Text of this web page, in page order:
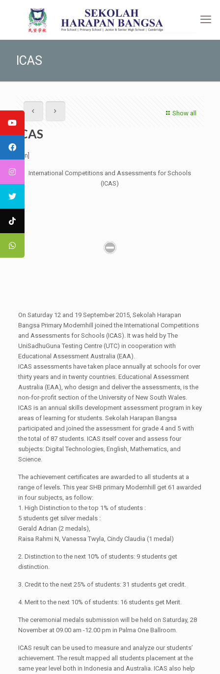
ICAS
Show all
ICAS
[:en]
International Competitions and Assessments for Schools
(ICAS)
On Saturday 12 and 19 September 2015, Sekolah Harapan
Bangsa Primary Modernhill joined the International Competitions
and Assessments for Schools (ICAS). It was held by The
UniSadhuGuna Testing Centre (UTC) in cooperation with
Educational Assessment Australia (EAA).
ICAS assessments have taken place annually at schools for over
thirty years and in twenty countries. Educational Assessment
Australia (EAA), who design and deliver the assessments, is the
non-for-profit section of the University of New South Wales.
ICAS is an annual skills development assessment program in key
areas of learning for students. Sekolah Harapan Bangsa
participated and joined the assessment for grade 4 and 5 with
the total of 87 students. ICAS itself cover and assess four
subjects: Digital Technologies, English, Mathematics, and
Science.
The achievement certificates are awarded to all students at a
range of levels. This year SHB primary Modernhill get 61 awarded
in four subjects, as follow:
1. High Distinction to the top 1% of students :
5 students get silver medals :
Gerald Adrian (2 medals),
Raisa Rahmi N, Vanessa Twyla, Cindy Claudia (1 medal)
2. Distinction to the next 10% of students: 9 students get
distinction.
3. Credit to the next 25% of students: 31 students get credit.
4. Merit to the next 10% of students: 16 students get Merit.
The ceremonial medals submission will be held on Saturday, 28
November at 09.00 am -12.00 pm in Palma One Ballroom.
ICAS result can be used to measure and analyze our students’
achievement. The result mapped all students placement at the
same year level both in Indonesia and Australia. ICAS also help